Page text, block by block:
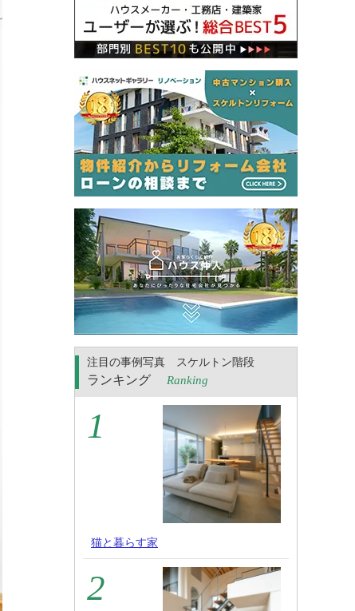
注目の事例写真 スケルトン階段
ランキング Ranking
猫と暮らす家